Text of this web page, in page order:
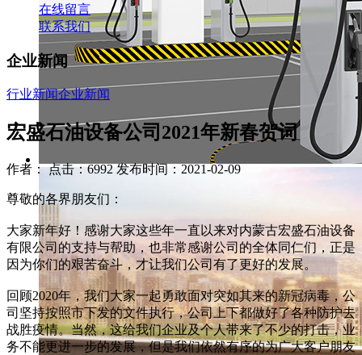
在线留言
联系我们
企业新闻
行业新闻企业新闻
宏盛石油设备公司2021年新春贺词
作者： 点击：6992 发布时间：2021-02-09
尊敬的各界朋友们：
大家新年好！感谢大家这些年一直以来对内蒙古宏盛石油设备
有限公司的支持与帮助，也非常感谢公司的全体同仁们，正是
因为你们的艰苦奋斗，才让我们公司有了更好的发展。
回顾2020年，我们大家一起勇敢面对突如其来的新冠病毒，公
司坚持按照市下发的文件执行，公司上下都做好了各种防护去
战胜疫情。当然，这给我们企业及个人带来了不少的打击，业
务不能更进一步的发展，但是我们依然有序的为广大客户朋友